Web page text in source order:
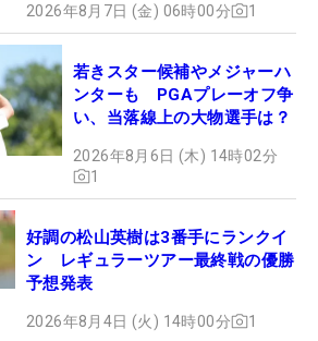
2026年8月7日 (金) 06時00分 1
若きスター候補やメジャーハ
ンターも PGAプレーオフ争
い、当落線上の大物選手は？
2026年8月6日 (木) 14時02分
1
好調の松山英樹は3番手にランクイ
ン レギュラーツアー最終戦の優勝
予想発表
2026年8月4日 (火) 14時00分 1